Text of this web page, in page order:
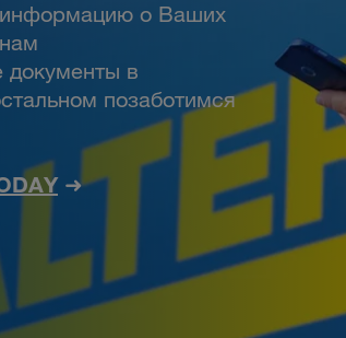
о Ваших
документы в
позаботимся
➜